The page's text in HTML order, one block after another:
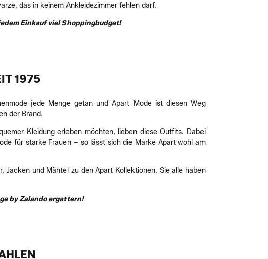
das in keinem Ankleidezimmer fehlen darf.
Einkauf viel Shoppingbudget!
1975
jede Menge getan und Apart Mode ist diesen Weg
der Brand.
Kleidung erleben möchten, lieben diese Outfits. Dabei
für starke Frauen – so lässt sich die Marke Apart wohl am
Jacken und Mäntel zu den Apart Kollektionen. Sie alle haben
by Zalando ergattern!